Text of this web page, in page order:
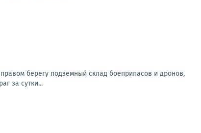
берегу подземный склад боеприпасов и дронов,
за сутки...